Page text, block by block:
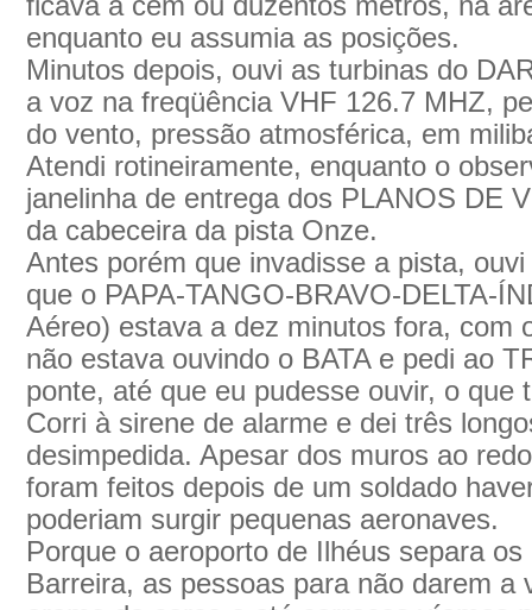
enquanto eu assumia as posições.
Minutos depois, ouvi as turbinas do
a voz na freqüência VHF 126.7 MHZ,
do vento, pressão atmosférica, em
Atendi rotineiramente, enquanto o
janelinha de entrega dos PLANOS DE
da cabeceira da pista Onze.
Antes porém que invadisse a pista,
que o PAPA-TANGO-BRAVO-DELTA-
Aéreo) estava a dez minutos fora, com
não estava ouvindo o BATA e pedi ao
ponte, até que eu pudesse ouvir, o que
Corri à sirene de alarme e dei três
desimpedida. Apesar dos muros ao
foram feitos depois de um soldado
poderiam surgir pequenas aeronaves.
Porque o aeroporto de Ilhéus separa
Barreira, as pessoas para não darem a